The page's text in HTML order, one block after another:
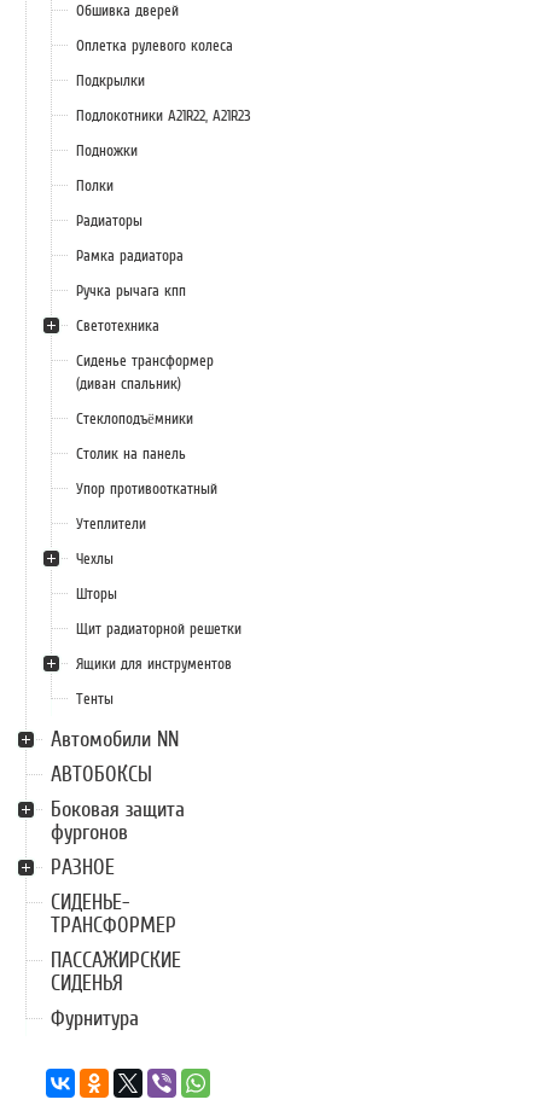
Обшивка дверей
Оплетка рулевого колеса
Подкрылки
Подлокотники А21R22, А21R23
Подножки
Полки
Радиаторы
Рамка радиатора
Ручка рычага кпп
Светотехника
Сиденье трансформер
(диван спальник)
Стеклоподъёмники
Столик на панель
Упор противооткатный
Утеплители
Чехлы
Шторы
Щит радиаторной решетки
Ящики для инструментов
Тенты
Автомобили NN
АВТОБОКСЫ
Боковая защита
фургонов
РАЗНОЕ
СИДЕНЬЕ-
ТРАНСФОРМЕР
ПАССАЖИРСКИЕ
СИДЕНЬЯ
Фурнитура